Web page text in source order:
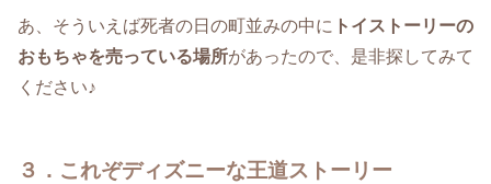
あ、そういえば死者の日の町並みの中に トイストーリーの
おもちゃを売っている場所があったので、是非探してみて
ください♪
３．これぞディズニーな王道ストーリー